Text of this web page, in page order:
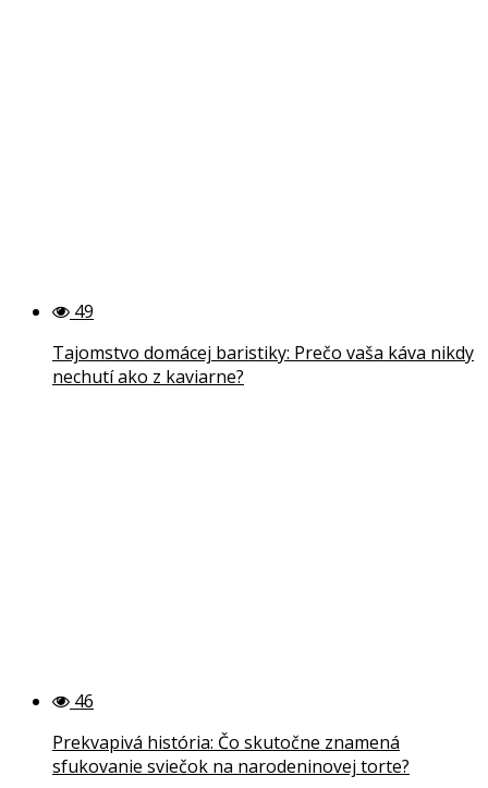
49
Tajomstvo domácej baristiky: Prečo vaša káva nikdy
nechutí ako z kaviarne?
46
Prekvapivá história: Čo skutočne znamená
sfukovanie sviečok na narodeninovej torte?